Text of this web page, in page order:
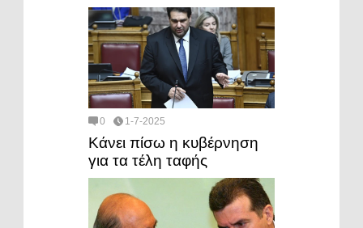
0 1-7-2025
Κάνει πίσω η κυβέρνηση
για τα τέλη ταφής